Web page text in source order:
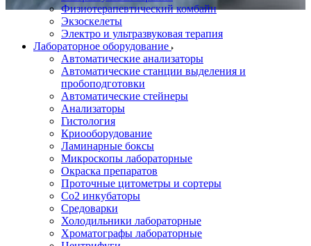
Физиотерапевтический комбайн
Экзоскелеты
Электро и ультразвуковая терапия
Лабораторное оборудование
Автоматические анализаторы
Автоматические станции выделения и
пробоподготовки
Автоматические стейнеры
Анализаторы
Гистология
Криооборудование
Ламинарные боксы
Микроскопы лабораторные
Окраска препаратов
Проточные цитометры и сортеры
Со2 инкубаторы
Средоварки
Холодильники лабораторные
Хроматографы лабораторные